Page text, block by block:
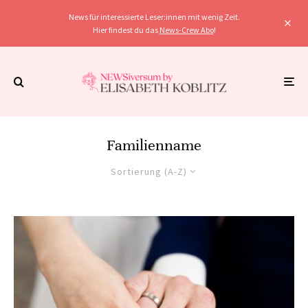
News für interessierte Leser:innen mit wenig Zeit.
Hier findest du das News-Crew Abo!
Familienname
Sortierung (A-Z)